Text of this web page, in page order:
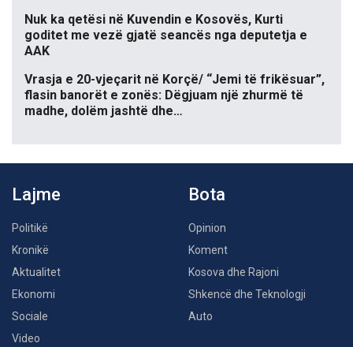
Nuk ka qetësi në Kuvendin e Kosovës, Kurti
goditet me vezë gjatë seancës nga deputetja e
AAK
Vrasja e 20-vjeçarit në Korçë/ “Jemi të frikësuar”,
flasin banorët e zonës: Dëgjuam një zhurmë të
madhe, dolëm jashtë dhe…
Lajme
Politikë
Kronikë
Aktualitet
Ekonomi
Sociale
Video
Bota
Opinion
Koment
Kosova dhe Rajoni
Shkencë dhe Teknologji
Auto